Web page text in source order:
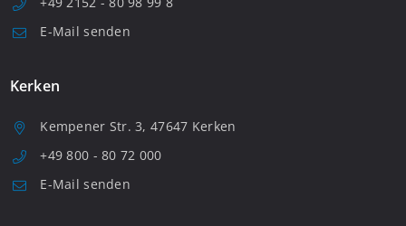
E-Mail senden
Kerken
Kempener Str. 3, 47647 Kerken
+49 800 - 80 72 000
E-Mail senden